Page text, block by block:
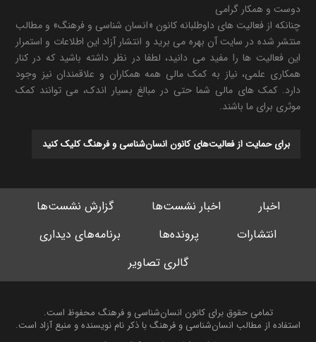
دوست و همکار گرامی
چنانکه از فعالیت های داوطلبانه کانون «انسان شناسی و فرهنگ» و مطالب
منتشر شده در سایت آن بهره می برید و انتشار آزاد این اطلاعات و استمرار
این فعالیت ها را مفید می دانید، لطفا در نظر داشته باشید که در کنار
همکاری علمی، نیاز به کمک مالی همه همکاران و علاقمندان نیز وجود
دارد. کمک های مالی شما حتی در مبالغ بسیار اندک، می توانند کمک
موثری برای ما باشند.
برای حمایت از فعالیت‌های کانون انسان‌شناسی و فرهنگ کلیک کنید
اخبار اخبار نشست‌ها
گزارش نشست‌ها
انتشارات
پرونده‌ها
برنامه‌های دیداری
گالری تصاویر
تمامی حقوق برای کانون انسان‌شناسی و فرهنگ محفوظ است.
استفاده از مطالب انسان‌شناسی و فرهنگ با ذکر نام نویسنده و منبع آزاد است.